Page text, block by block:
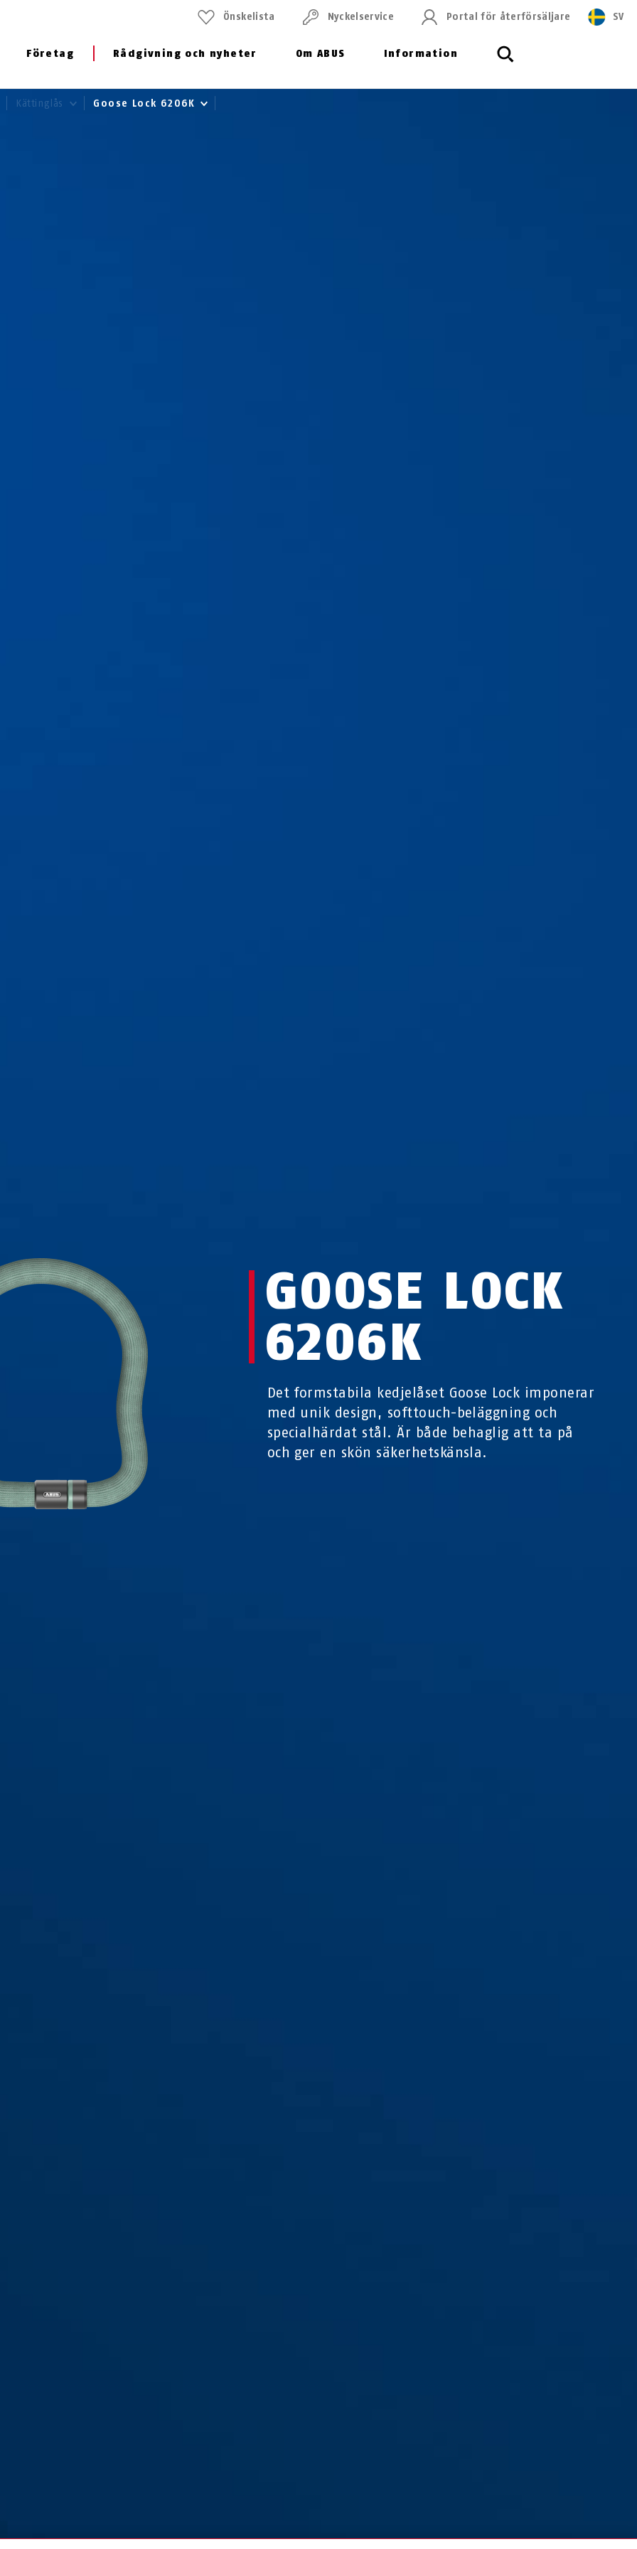
Företag Rådgivning och nyheter Om ABUS Information
Önskelista Nyckelservice Portal för återförsäljare SV
Kättinglås Goose Lock 6206K
GOOSE LOCK
6206K
Det formstabila kedjelåset Goose Lock imponerar
med unik design, softtouch-beläggning och
specialhärdat stål. Är både behaglig att ta på
och ger en skön säkerhetskänsla.